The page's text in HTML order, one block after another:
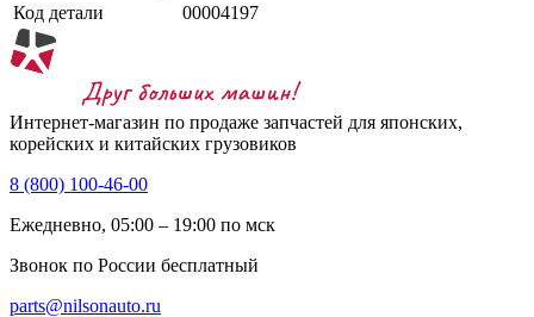
Код детали
00004197
Интернет-магазин по продаже запчастей для японских,
корейских и китайских грузовиков
8 (800) 100-46-00
Ежедневно, 05:00 – 19:00 по мск
Звонок по России бесплатный
parts@nilsonauto.ru